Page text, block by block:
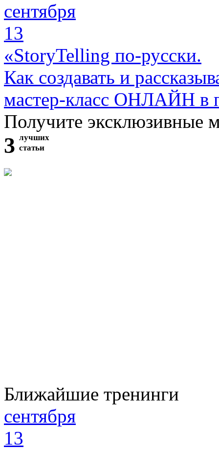
сентября
13
«StoryTelling по-русски.
Как создавать и
мастер-класс ОНЛАЙН в
Получите эксклюзивные
3 лучших
статьи
Ближайшие тренинги
сентября
13